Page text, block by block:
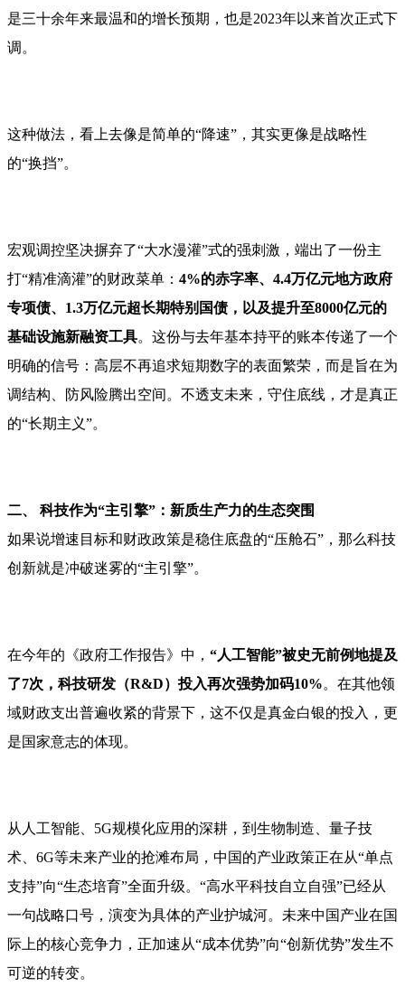
是三十余年来最温和的增长预期，也是2023年以来首次正式下
调。
这种做法，看上去像是简单的“降速”，其实更像是战略性
的“换挡”。
宏观调控坚决摒弃了“大水漫灌”式的强刺激，端出了一份主
打“精准滴灌”的财政菜单： 4%的赤字率、4.4万亿元地方政府
专项债、1.3万亿元超长期特别国债，以及提升至8000亿元的
基础设施新融资工具。这份与去年基本持平的账本传递了一个
明确的信号：高层不再追求短期数字的表面繁荣，而是旨在为
调结构、防风险腾出空间。不透支未来，守住底线，才是真正
的“长期主义”。
二、 科技作为“主引擎”：新质生产力的生态突围
如果说增速目标和财政政策是稳住底盘的“压舱石”，那么科技
创新就是冲破迷雾的“主引擎”。
在今年的《政府工作报告》中， “人工智能”被史无前例地提及
了7次，科技研发（R&D）投入再次强势加码10%。在其他领
域财政支出普遍收紧的背景下，这不仅是真金白银的投入，更
是国家意志的体现。
从人工智能、5G规模化应用的深耕，到生物制造、量子技
术、6G等未来产业的抢滩布局，中国的产业政策正在从“单点
支持”向“生态培育”全面升级。“高水平科技自立自强”已经从
一句战略口号，演变为具体的产业护城河。未来中国产业在国
际上的核心竞争力，正加速从“成本优势”向“创新优势”发生不
可逆的转变。